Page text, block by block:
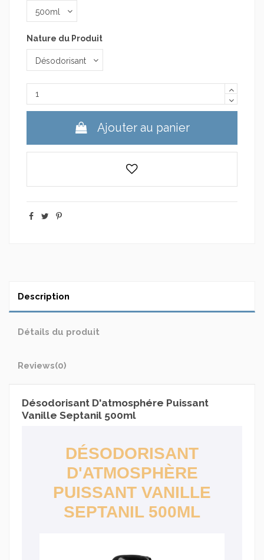
Nature du Produit
Ajouter au panier
Description
Détails du produit
Reviews(0)
Désodorisant D'atmosphére Puissant
Vanille Septanil 500ml
DÉSODORISANT
D'ATMOSPHÈRE
PUISSANT VANILLE
SEPTANIL 500ML